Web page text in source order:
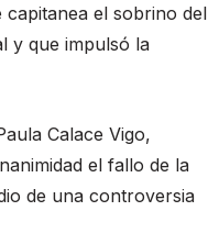
el sobrino del
y que impulsó la
Calace Vigo,
el fallo de la
de una controversia